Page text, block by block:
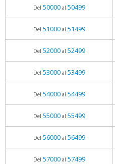
Del 50000al 50499
Del 51000al 51499
Del 52000al 52499
Del 53000al 53499
Del 54000al 54499
Del 55000al 55499
Del 56000al 56499
Del 57000al 57499